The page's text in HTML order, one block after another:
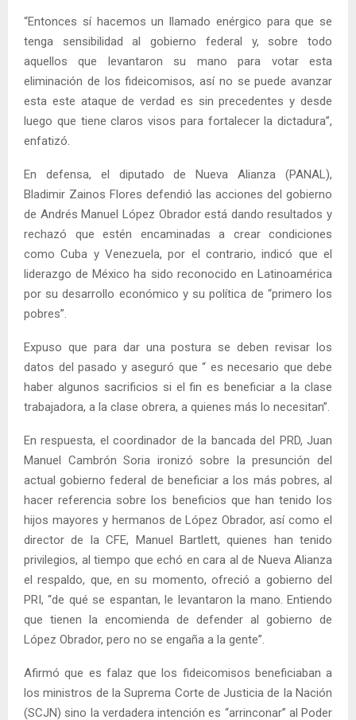
“Entonces sí hacemos un llamado enérgico para que se
tenga sensibilidad al gobierno federal y, sobre todo
aquellos que levantaron su mano para votar esta
eliminación de los fideicomisos, así no se puede avanzar
esta este ataque de verdad es sin precedentes y desde
luego que tiene claros visos para fortalecer la dictadura”,
enfatizó.
En defensa, el diputado de Nueva Alianza (PANAL),
Bladimir Zainos Flores defendió las acciones del gobierno
de Andrés Manuel López Obrador está dando resultados y
rechazó que estén encaminadas a crear condiciones
como Cuba y Venezuela, por el contrario, indicó que el
liderazgo de México ha sido reconocido en Latinoamérica
por su desarrollo económico y su política de “primero los
pobres”.
Expuso que para dar una postura se deben revisar los
datos del pasado y aseguró que “ es necesario que debe
haber algunos sacrificios si el fin es beneficiar a la clase
trabajadora, a la clase obrera, a quienes más lo necesitan”.
En respuesta, el coordinador de la bancada del PRD, Juan
Manuel Cambrón Soria ironizó sobre la presunción del
actual gobierno federal de beneficiar a los más pobres, al
hacer referencia sobre los beneficios que han tenido los
hijos mayores y hermanos de López Obrador, así como el
director de la CFE, Manuel Bartlett, quienes han tenido
privilegios, al tiempo que echó en cara al de Nueva Alianza
el respaldo, que, en su momento, ofreció a gobierno del
PRI, “de qué se espantan, le levantaron la mano. Entiendo
que tienen la encomienda de defender al gobierno de
López Obrador, pero no se engaña a la gente”.
Afirmó que es falaz que los fideicomisos beneficiaban a
los ministros de la Suprema Corte de Justicia de la Nación
(SCJN) sino la verdadera intención es “arrinconar” al Poder